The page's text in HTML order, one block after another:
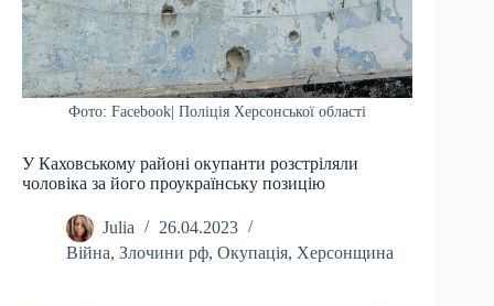
Фото: Facebook| Поліція Херсонської області
У Каховському районі окупанти розстріляли
чоловіка за його проукраїнську позицію
Julia
26.04.2023
Війна, Злочини рф, Окупація, Херсонщина